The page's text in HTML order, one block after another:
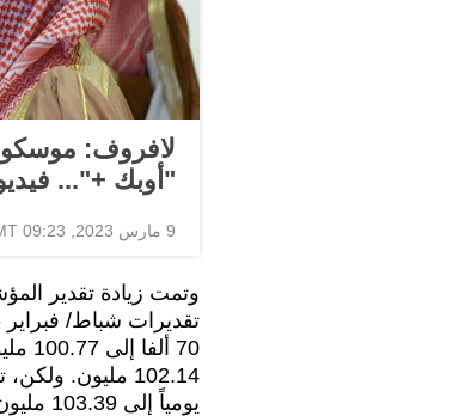
لافروف: موسكو
"أوبك +"...
9 مارس 2023, 09:23 GMT
يومياً إلى 103.39 مليون برميل يومياً.